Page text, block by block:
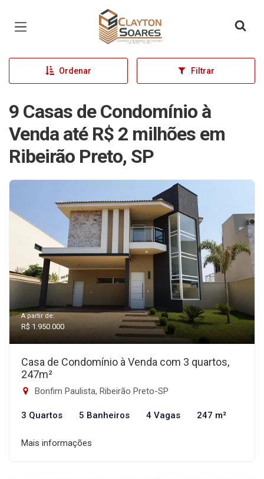
Página inicial
Ordenar Filtrar
9 Casas de Condomínio à
Venda até R$ 2 milhões em
Ribeirão Preto, SP
A partir de:
R$ 1.950.000
Casa de Condomínio à Venda com 3 quartos,
247m²
Bonfim Paulista, Ribeirão Preto-SP
3 Quartos 5 Banheiros 4 Vagas 247 m²
Mais informações